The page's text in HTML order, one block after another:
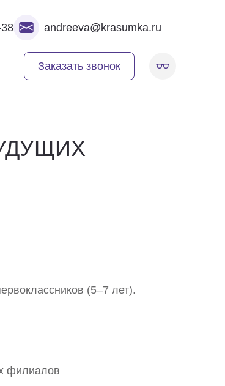
andreeva@krasumka.ru
Заказать звонок
(5–7 лет).
филиалов